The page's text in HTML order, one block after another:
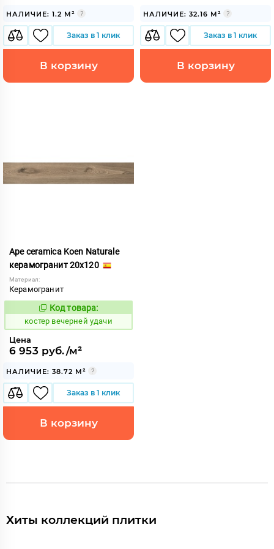
НАЛИЧИЕ: 1.2 М²
Заказ в 1 клик
В корзину
НАЛИЧИЕ: 32.16 М²
Заказ в 1 клик
В корзину
Ape ceramica Koen Naturale
керамогранит 20x120
Материал:
Керамогранит
798485
Код товара:
костер вечерней удачи
Цена
6 953 руб./м²
НАЛИЧИЕ: 38.72 М²
Заказ в 1 клик
В корзину
Хиты коллекций плитки